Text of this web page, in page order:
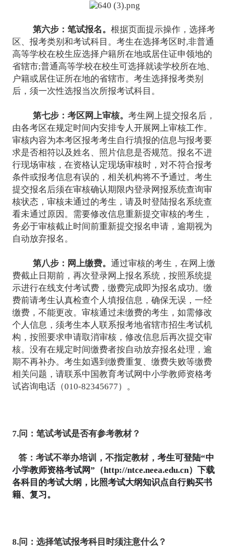
第六步：笔试报名。 根据页面提示操作，选择考
区、报考类别和考试科目。考生在选择考区时,非普通
高等学校在校生应选择户籍所在地或居住证申领地的
省辖市;普通高等学校在校生可选择就读学校所在地、
户籍或居住证所在地的省辖市。考生选择报考类别
后，须一次性选报当次所报考试科目。
第七步：考区网上审核。 考生网上提交报名后，
由各考区在规定时间内安排专人开展网上审核工作。
审核内容为本考区报考考生自行填报的信息与报考要
求是否相符以及姓名、照片信息是否规范。报名不进
行现场审核，在资格认定现场审核时，对不符合报考
条件或报考信息有误的，相关机构将不予通过。考生
提交报名后须在审核确认期限内登录网报系统查询审
核状态，审核未通过的考生，请及时登陆报名系统查
看未通过原因。需要修改信息重新提交审核的考生，
务必于审核截止时间前重新提交报名申请，逾期视为
自动放弃报名。
第八步：网上缴费。 通过审核的考生，在网上缴
费截止日期前，再次登录网上报名系统，按照系统提
示进行在线支付考试费，缴费完成即为报名成功。缴
费前请考生认真检查个人填报信息，确保无误，一经
缴费，不能更改。审核通过未缴费的考生，如需修改
个人信息，须考生本人联系报考地省辖市招生考试机
构，按照要求申请取消审核，修改信息后再次提交审
核。没有在规定时间缴费者按自动放弃报名处理，逾
期不再补办。考生如遇到缴费重复、缴费失败等缴费
相关问题，请联系中国教育考试网中小学教师资格考
试咨询电话（010-82345677）。
7.问：笔试考试是否有参考教材？
答： 考试不举办培训，不指定教材， 考生可登陆“中
小学教师资格考试网”（http://ntce.neea.edu.cn）下载
各科目的考试大纲，比照考试大纲知识点自行购买书
籍、复习。
8.问：选择笔试报考科目时须注意什么？